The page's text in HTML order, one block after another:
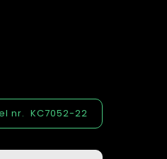
nr. KC7052-22